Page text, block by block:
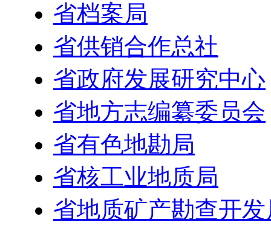
省档案局
省供销合作总社
省政府发展研究中心
省地方志编纂委员会
省有色地勘局
省核工业地质局
省地质矿产勘查开发